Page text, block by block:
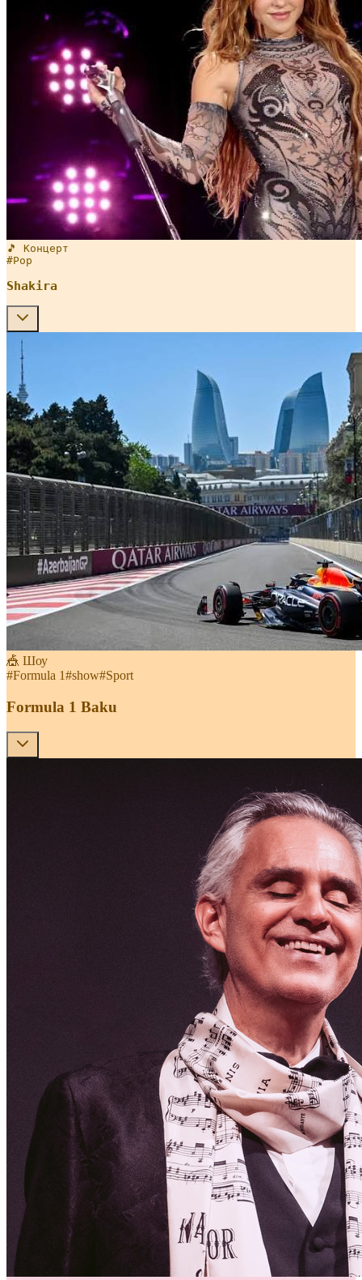
🎵 Концерт
#Pop
Shakira
🎪 Шоу
#Formula 1#show#Sport
Formula 1 Baku